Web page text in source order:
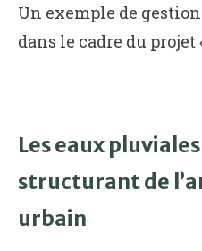
Un exemple de
dans le cadre du
Les eaux
structurant de
urbain